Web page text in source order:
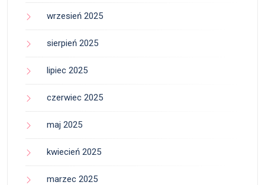
wrzesień 2025
sierpień 2025
lipiec 2025
czerwiec 2025
maj 2025
kwiecień 2025
marzec 2025